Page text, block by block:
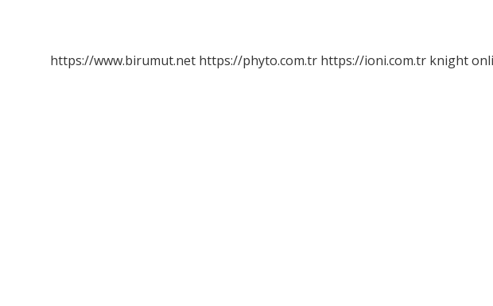
Yağ
https://www.birumut.net https://phyto.com.tr https://ioni.com.tr knight